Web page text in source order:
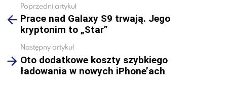
more
Poprzedni artykuł
Prace nad Galaxy S9 trwają. Jego
kryptonim to „Star”
Następny artykuł
Oto dodatkowe koszty szybkiego
ładowania w nowych iPhone’ach